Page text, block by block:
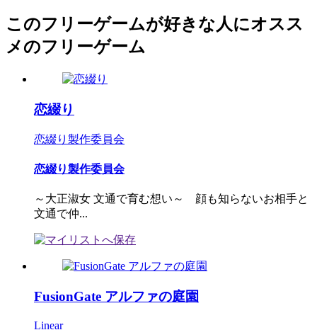
このフリーゲームが好きな人にオスス
メのフリーゲーム
恋綴り
恋綴り製作委員会
恋綴り製作委員会
～大正淑女 文通で育む想い～ 顔も知らないお相手と
文通で仲...
FusionGate アルファの庭園
Linear